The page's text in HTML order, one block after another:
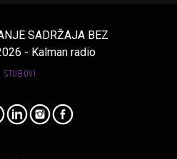
SADRŽAJA BEZ
- Kalman radio
STUBOVI